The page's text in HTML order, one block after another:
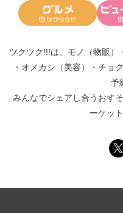
ツクツク!!!は、 モノ（物販）
・ オメカシ（美容） ・ チョ
予
みんなでシェアし合う おす
ーケッ